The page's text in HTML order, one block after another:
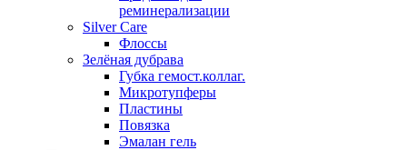
реминерализации
Silver Care
Флоссы
Зелёная дубрава
Губка гемост.коллаг.
Микротупферы
Пластины
Повязка
Эмалан гель